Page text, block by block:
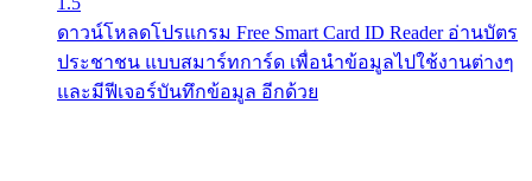
ดาวน์โหลดโปรแกรม Free Smart Card ID Reader อ่านบัตร
ประชาชน แบบสมาร์ทการ์ด เพื่อนำข้อมูลไปใช้งานต่างๆ
และมีฟีเจอร์บันทึกข้อมูล อีกด้วย